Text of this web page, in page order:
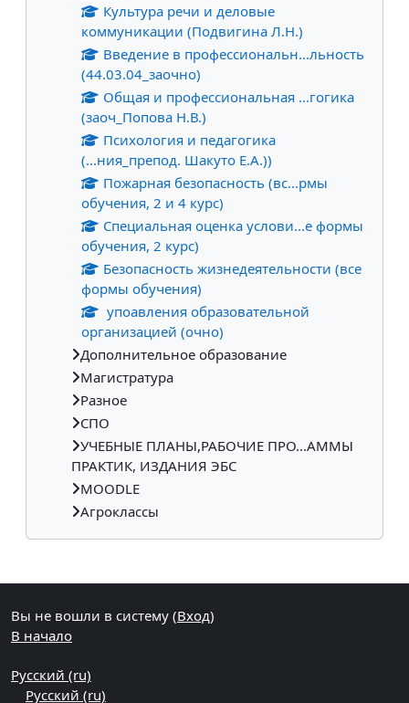
Культура речи и деловые
коммуникации (Подвигина Л.Н.)
Введение в профессиональн...льность
(44.03.04_заочно)
Общая и профессиональная ...гогика
(заоч_Попова Н.В.)
Психология и педагогика
(...ния_препод. Шакуто Е.А.))
Пожарная безопасность (вс...рмы
обучения, 2 и 4 курс)
Специальная оценка услови...е формы
обучения, 2 курс)
Безопасность жизнедеятельности (все
формы обучения)
упоавления образовательной
организацией (очно)
Дополнительное образование
Магистратура
Разное
СПО
УЧЕБНЫЕ ПЛАНЫ,РАБОЧИЕ ПРО...АММЫ
ПРАКТИК, ИЗДАНИЯ ЭБС
MOODLE
Агроклассы
Дополнительные блоки
Вы не вошли в систему (Вход)
В начало
Русский ‎(ru)‎
Русский ‎(ru)‎